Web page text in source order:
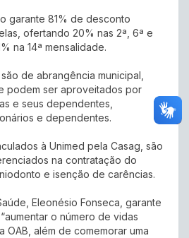
garante 81% de desconto
ofertando 20% nas 2ª, 6ª e
na 14ª mensalidade.
de abrangência municipal,
podem ser aproveitados por
e seus dependentes,
e dependentes.
à Unimed pela Casag, são
na contratação do
e isenção de carências.
Eleonésio Fonseca, garante
o número de vidas
OAB, além de comemorar uma